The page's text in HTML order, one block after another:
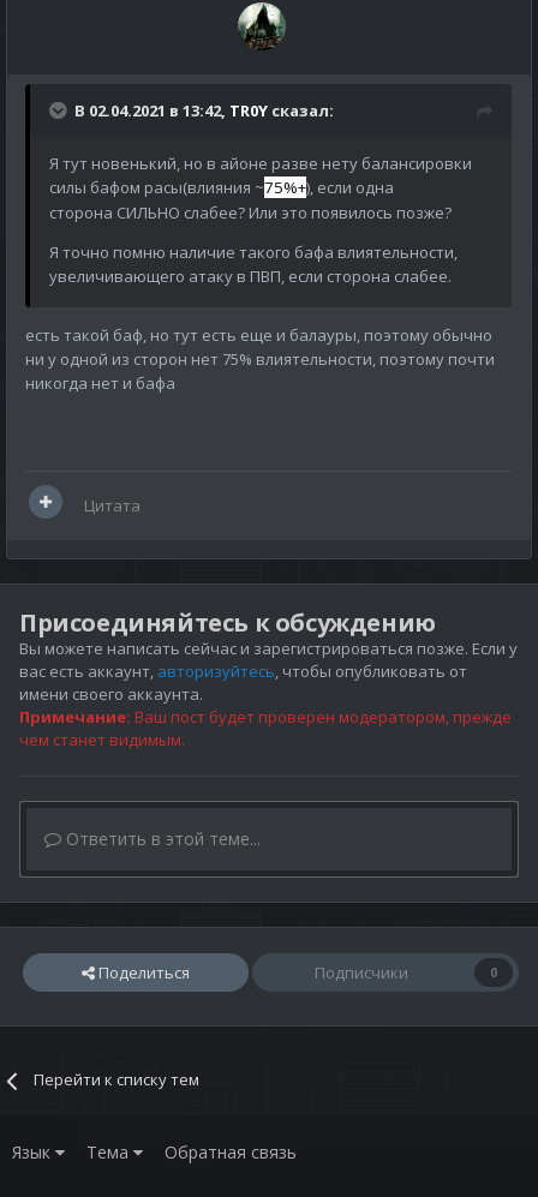
В 02.04.2021 в 13:42, TR0Y сказал:
Я тут новенький, но в айоне разве нету балансировки
силы бафом расы(влияния ~75%+), если одна
сторона СИЛЬНО слабее? Или это появилось позже?
Я точно помню наличие такого бафа влиятельности,
увеличивающего атаку в ПВП, если сторона слабее.
есть такой баф, но тут есть еще и балауры, поэтому обычно
ни у одной из сторон нет 75% влиятельности, поэтому почти
никогда нет и бафа
Цитата
Присоединяйтесь к обсуждению
Вы можете написать сейчас и зарегистрироваться позже. Если у
вас есть аккаунт, авторизуйтесь, чтобы опубликовать от
имени своего аккаунта.
Примечание: Ваш пост будет проверен модератором, прежде
чем станет видимым.
Ответить в этой теме...
Поделиться Подписчики 0
Перейти к списку тем
Язык Тема Обратная связь